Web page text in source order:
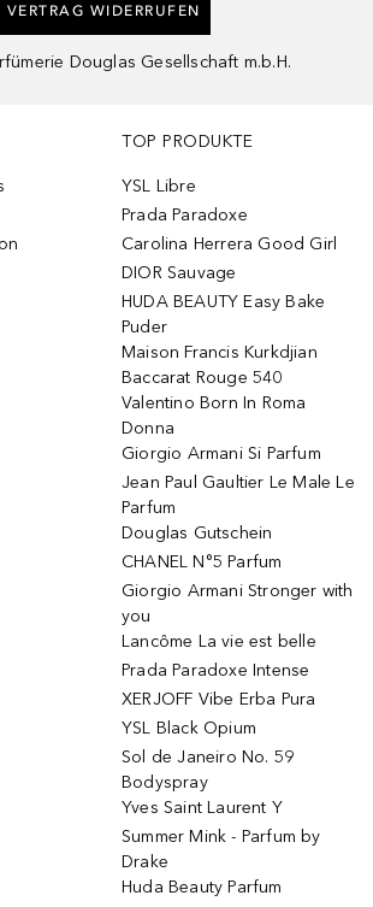
VERTRAG WIDERRUFEN
Douglas Gesellschaft m.b.H.
TOP PRODUKTE
YSL Libre
Prada Paradoxe
Carolina Herrera Good Girl
DIOR Sauvage
HUDA BEAUTY Easy Bake
Puder
Maison Francis Kurkdjian
Baccarat Rouge 540
Valentino Born In Roma
Donna
Giorgio Armani Si Parfum
Jean Paul Gaultier Le Male Le
Parfum
Douglas Gutschein
CHANEL N°5 Parfum
Giorgio Armani Stronger with
you
Lancôme La vie est belle
Prada Paradoxe Intense
XERJOFF Vibe Erba Pura
YSL Black Opium
Sol de Janeiro No. 59
Bodyspray
Yves Saint Laurent Y
Summer Mink - Parfum by
Drake
Huda Beauty Parfum